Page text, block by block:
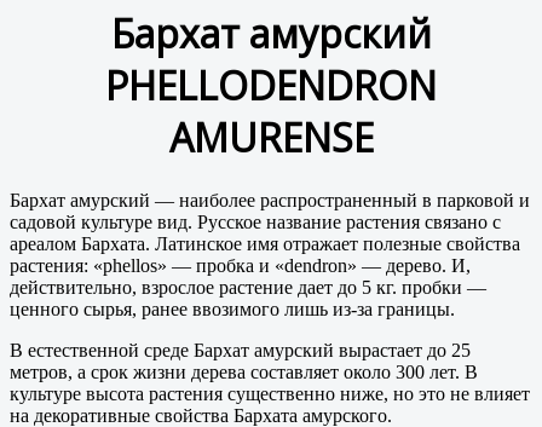
Бархат амурский
PHELLODENDRON
AMURENSE
Бархат амурский — наиболее распространенный в парковой и
садовой культуре вид. Русское название растения связано с
ареалом Бархата. Латинское имя отражает полезные свойства
растения: «phellos» — пробка и «dendron» — дерево. И,
действительно, взрослое растение дает до 5 кг. пробки —
ценного сырья, ранее ввозимого лишь из-за границы.
В естественной среде Бархат амурский вырастает до 25
метров, а срок жизни дерева составляет около 300 лет. В
культуре высота растения существенно ниже, но это не влияет
на декоративные свойства Бархата амурского.